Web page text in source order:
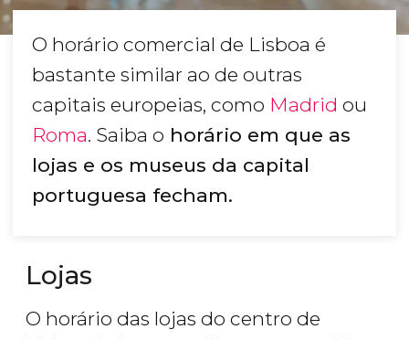
O horário comercial de Lisboa é
bastante similar ao de outras
capitais europeias, como Madrid ou
Roma. Saiba o horário em que as
lojas e os museus da capital
portuguesa fecham.
Lojas
O horário das lojas do centro de